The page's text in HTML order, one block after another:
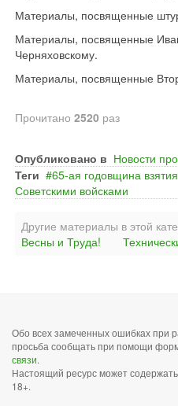
Материалы, посвященные
Материалы, посвященные
Черняховскому.
Материалы, посвященные
Прочитано 2520 раз
Опубликовано в Новости
Теги
65-ая годовщина
Советскими войсками
Другие материалы в этой
Весны и Труда!
Обо всех замеченных ошибках при
просьба сообщать при помощи
связи.
Настоящий ресурс может
18+.